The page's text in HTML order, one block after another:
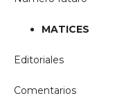
MATICES
Editoriales
Comentarios